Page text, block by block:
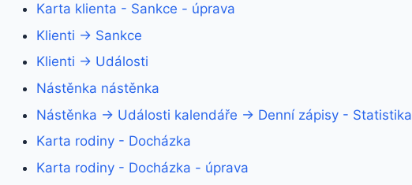
Karta klienta - Sankce - úprava
Klienti → Sankce
Klienti → Události
Nástěnka nástěnka
Nástěnka → Události kalendáře → Denní zápisy - Statistika
Karta rodiny - Docházka
Karta rodiny - Docházka - úprava